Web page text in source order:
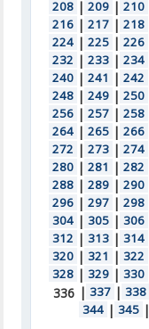
208 | 209 | 210
216 | 217 | 218
224 | 225 | 226
232 | 233 | 234
240 | 241 | 242
248 | 249 | 250
256 | 257 | 258
264 | 265 | 266
272 | 273 | 274
280 | 281 | 282
288 | 289 | 290
296 | 297 | 298
304 | 305 | 306
312 | 313 | 314
320 | 321 | 322
328 | 329 | 330
336 | 337 | 338
344 | 345 |